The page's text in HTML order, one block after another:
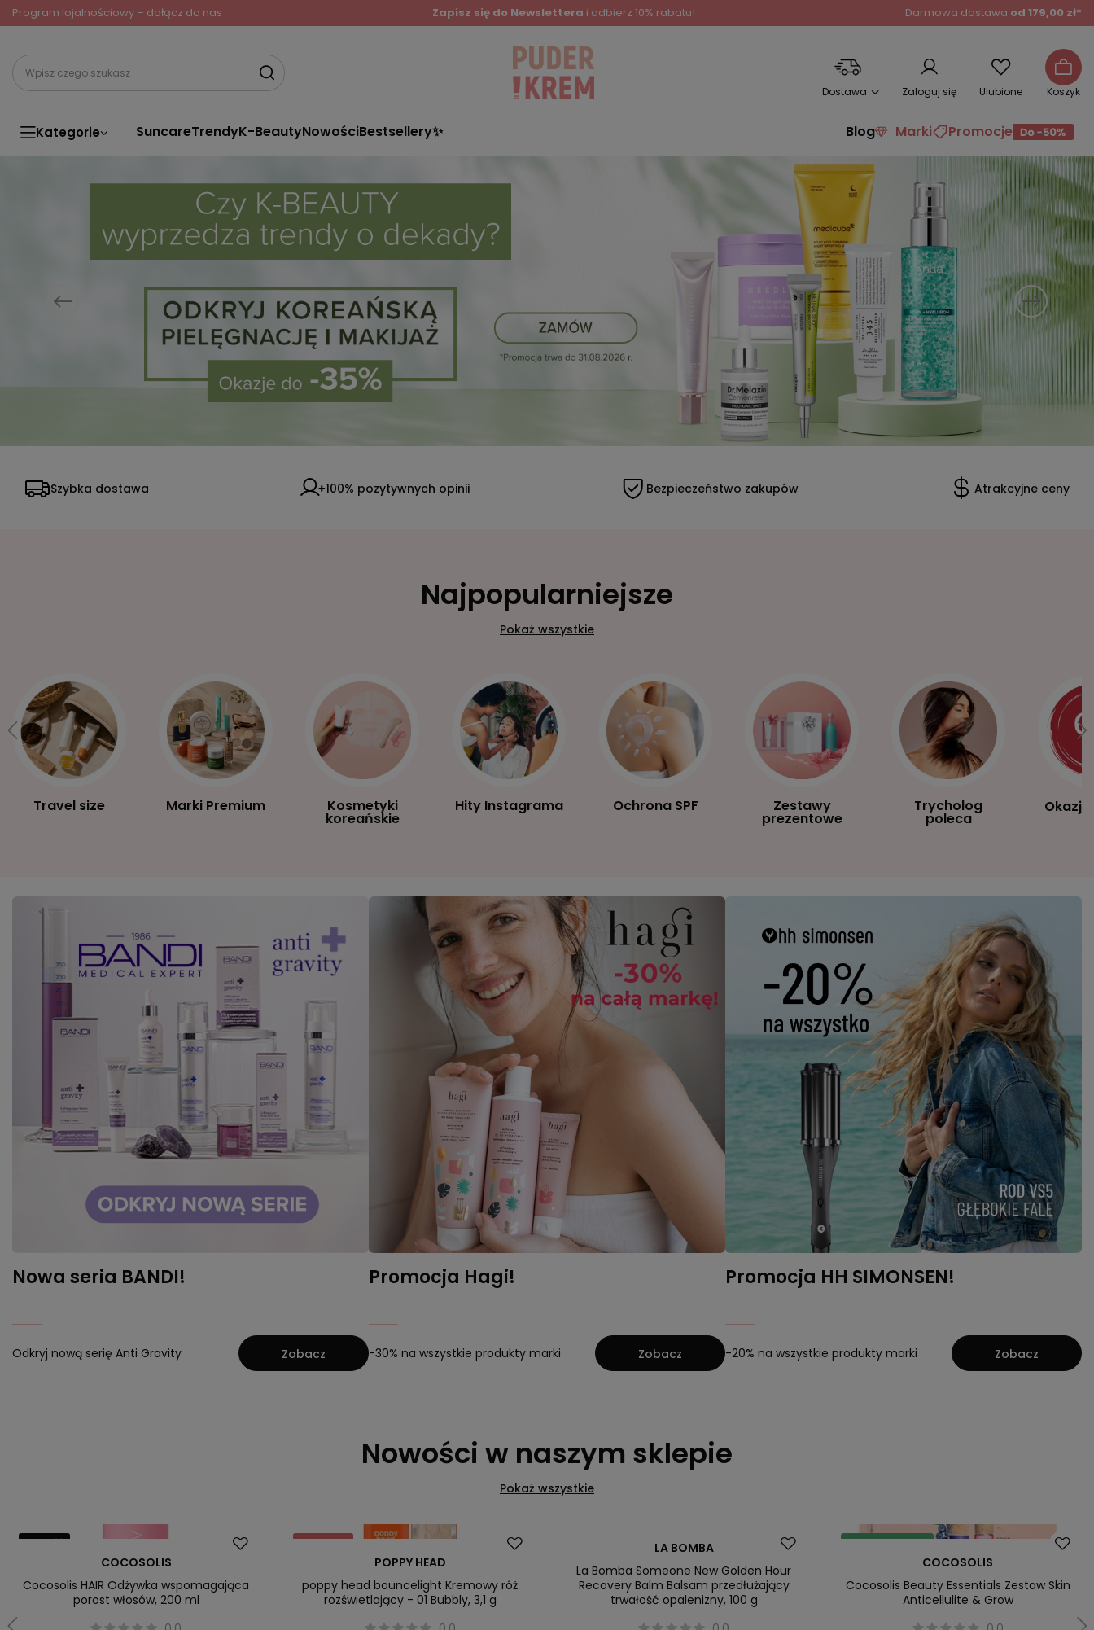
Program lojalnościowy – dołącz do nas Zapisz się do Newslettera i odbierz 10% rabatu! Darmowa dostawa od 179,00 zł*
Dostawa Zaloguj się Ulubione Koszyk
Kategorie SuncareTrendyK-BeautyNowościBestsellery✨ Blog Marki Promocje
Szybka dostawa 100% pozytywnych opinii Bezpieczeństwo zakupów Atrakcyjne ceny
Najpopularniejsze
Pokaż wszystkie
Travel size Marki Premium Kosmetyki
koreańskie
Hity Instagrama Ochrona SPF Zestawy
prezentowe
Trycholog
poleca
Nowa seria BANDI!
Odkryj nową serię Anti Gravity Zobacz
Promocja Hagi!
-30% na wszystkie produkty marki Zobacz
Promocja HH SIMONSEN!
-20% na wszystkie produkty marki Zobacz
Nowości w naszym sklepie
Pokaż wszystkie
Nowość
COCOSOLIS
Cocosolis HAIR Odżywka wspomagająca
porost włosów, 200 ml
Promocja
POPPY HEAD
poppy head bouncelight Kremowy róż
rozświetlający - 01 Bubbly, 3,1 g
LA BOMBA
La Bomba Someone New Golden Hour
Recovery Balm Balsam przedłużający
trwałość opalenizny, 100 g
Dostawa za 0 zł
COCOSOLIS
Cocosolis Beauty Essentials Zestaw Skin
Anticellulite & Grow